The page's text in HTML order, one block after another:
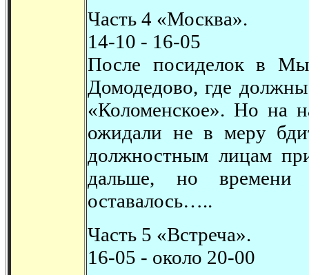
Часть 4 «Москва».
14-10 - 16-05
После посиделок в
Домодедово, где
«Коломенское». Но на
ожидали не в меру
должностным лицам
дальше, но времени
оставалось…..
Часть 5 «Встреча».
16-05 - около 20-00